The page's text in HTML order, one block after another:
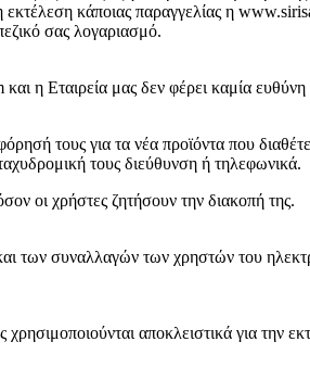
κάποιας παραγγελίας η
σας λογαριασμό.
η Εταιρεία μας δεν φέρει καμία
τους για τα νέα προϊόντα που
τους διεύθυνση ή τηλεφωνικά.
οι χρήστες ζητήσουν την διακοπή της.
των συναλλαγών των χρηστών του
αποκλειστικά για την